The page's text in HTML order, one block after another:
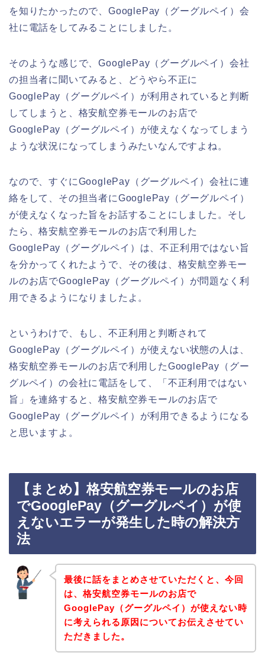
を知りたかったので、GooglePay（グーグルペイ）会
社に電話をしてみることにしました。
そのような感じで、GooglePay（グーグルペイ）会社
の担当者に聞いてみると、どうやら不正に
GooglePay（グーグルペイ）が利用されていると判断
してしまうと、格安航空券モールのお店で
GooglePay（グーグルペイ）が使えなくなってしまう
ような状況になってしまうみたいなんですよね。
なので、すぐにGooglePay（グーグルペイ）会社に連
絡をして、その担当者にGooglePay（グーグルペイ）
が使えなくなった旨をお話することにしました。そし
たら、格安航空券モールのお店で利用した
GooglePay（グーグルペイ）は、不正利用ではない旨
を分かってくれたようで、その後は、格安航空券モー
ルのお店でGooglePay（グーグルペイ）が問題なく利
用できるようになりましたよ。
というわけで、もし、不正利用と判断されて
GooglePay（グーグルペイ）が使えない状態の人は、
格安航空券モールのお店で利用したGooglePay（グー
グルペイ）の会社に電話をして、「不正利用ではない
旨」を連絡すると、格安航空券モールのお店で
GooglePay（グーグルペイ）が利用できるようになる
と思いますよ。
【まとめ】格安航空券モールのお店
でGooglePay（グーグルペイ）が使
えないエラーが発生した時の解決方
法
最後に話をまとめさせていただくと、今回
は、格安航空券モールのお店で
GooglePay（グーグルペイ）が使えない時
に考えられる原因についてお伝えさせてい
ただきました。